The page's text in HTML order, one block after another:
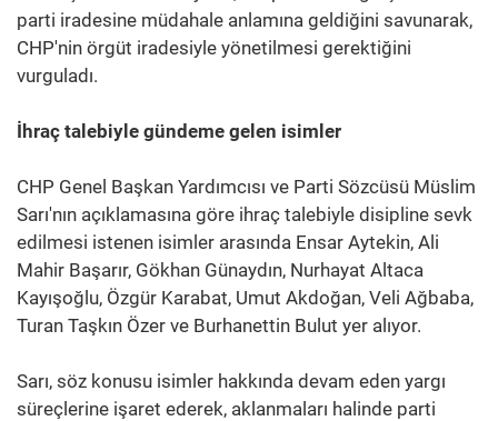
parti iradesine müdahale anlamına geldiğini savunarak,
CHP'nin örgüt iradesiyle yönetilmesi gerektiğini
vurguladı.
İhraç talebiyle gündeme gelen isimler
CHP Genel Başkan Yardımcısı ve Parti Sözcüsü Müslim
Sarı'nın açıklamasına göre ihraç talebiyle disipline sevk
edilmesi istenen isimler arasında Ensar Aytekin, Ali
Mahir Başarır, Gökhan Günaydın, Nurhayat Altaca
Kayışoğlu, Özgür Karabat, Umut Akdoğan, Veli Ağbaba,
Turan Taşkın Özer ve Burhanettin Bulut yer alıyor.
Sarı, söz konusu isimler hakkında devam eden yargı
süreçlerine işaret ederek, aklanmaları halinde parti